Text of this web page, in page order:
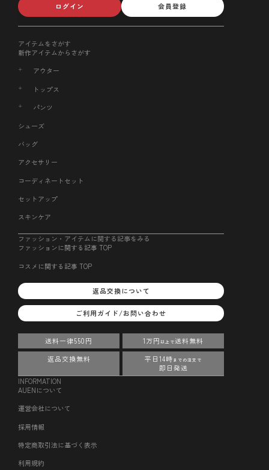
ログイン 会員登録
アイテムをさがす
新作アイテムからさがす
アウター
トップス
パンツ
シューズ
バッグ
アクセサリー
コーディネートセット
セットアップ
スキンケア
ファッション・アイテムに関する記事をみる
ファッションに関する記事 TOP
コスメに関する記事 TOP
返品交換について
ご利用ガイド/お問い合わせ
送料一律550円 1万円 以上で送料無料
返品交換無料
平日14時 までの注文で
即日発送
INFORMATION
AUENについて
運営会社について
採用情報
特定商取引法に基づく表示
利用規約